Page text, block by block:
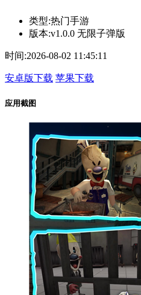
类型:热门手游
版本:v1.0.0 无限子弹版
时间:2026-08-02 11:45:11
安卓版下载 苹果下载
应用截图